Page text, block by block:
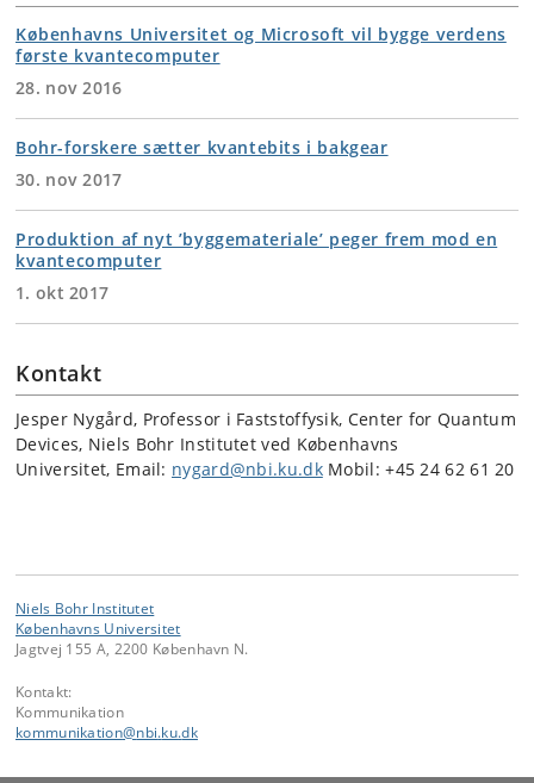
Københavns Universitet og Microsoft vil bygge verdens
første kvantecomputer
28. nov 2016
Bohr-forskere sætter kvantebits i bakgear
30. nov 2017
Produktion af nyt ’byggemateriale’ peger frem mod en
kvantecomputer
1. okt 2017
Kontakt
Jesper Nygård, Professor i Faststoffysik, Center for Quantum
Devices, Niels Bohr Institutet ved Københavns
Universitet, Email: nygard@nbi.ku.dkMobil: +45 24 62 61 20
Niels Bohr Institutet
Københavns Universitet
Jagtvej 155 A, 2200 København N.
Kontakt:
Kommunikation
kommunikation@nbi.ku.dk